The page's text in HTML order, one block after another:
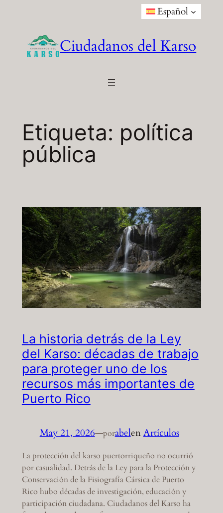
contenido
Español
Ciudadanos del Karso
Etiqueta: política
pública
La historia detrás de la Ley
del Karso: décadas de trabajo
para proteger uno de los
recursos más importantes de
Puerto Rico
May 21, 2026—porabelenArtículos
La protección del karso puertorriqueño no ocurrió
por casualidad. Detrás de la Ley para la Protección y
Conservación de la Fisiografía Cársica de Puerto
Rico hubo décadas de investigación, educación y
participación ciudadana. Ciudadanos del Karso ha